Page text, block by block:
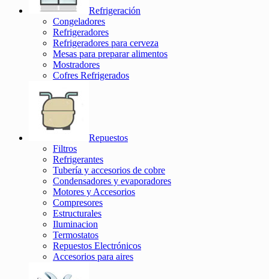
Refrigeración
Congeladores
Refrigeradores
Refrigeradores para cerveza
Mesas para preparar alimentos
Mostradores
Cofres Refrigerados
Repuestos
Filtros
Refrigerantes
Tubería y accesorios de cobre
Condensadores y evaporadores
Motores y Accesorios
Compresores
Estructurales
Iluminacion
Termostatos
Repuestos Electrónicos
Accesorios para aires